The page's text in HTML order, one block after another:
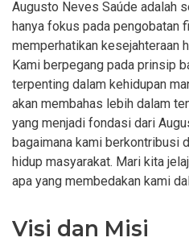
Augusto Neves Saúde adalah
hanya fokus pada pengobatan
memperhatikan kesejahteraan
Kami berpegang pada prinsip
terpenting dalam kehidupan
akan membahas lebih dalam
yang menjadi fondasi dari
bagaimana kami berkontribusi
hidup masyarakat. Mari kita
apa yang membedakan kami
Visi dan Misi